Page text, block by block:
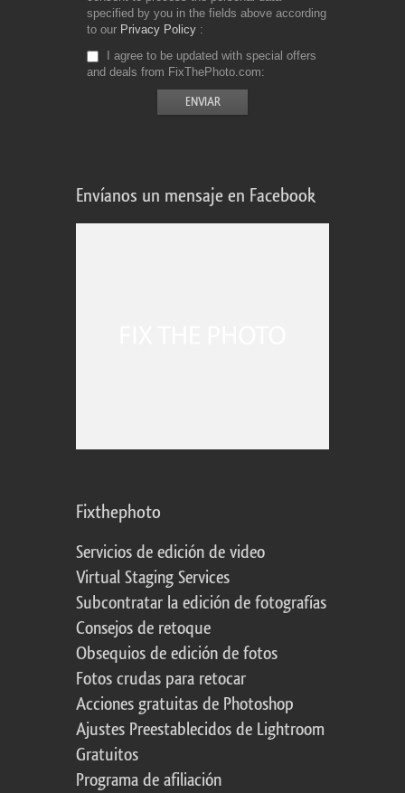
specified by you in the fields above according
to our Privacy Policy
I agree to be updated with special offers
and deals from FixThePhoto.com
Envíanos un mensaje en Facebook
Fixthephoto
Servicios de edición de video
Virtual Staging Services
Subcontratar la edición de fotografías
Consejos de retoque
Obsequios de edición de fotos
Fotos crudas para retocar
Acciones gratuitas de Photoshop
Ajustes Preestablecidos de Lightroom
Gratuitos
Programa de afiliación